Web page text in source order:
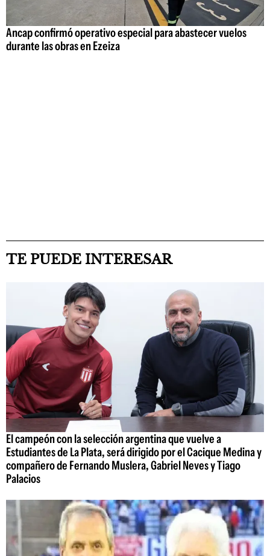
Ancap confirmó operativo especial para abastecer vuelos
durante las obras en Ezeiza
TE PUEDE INTERESAR
El campeón con la selección argentina que vuelve a
Estudiantes de La Plata, será dirigido por el Cacique Medina y
compañero de Fernando Muslera, Gabriel Neves y Tiago
Palacios